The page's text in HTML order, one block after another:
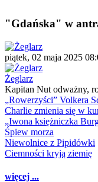
"Gdańska" w
piątek, 02 maja 2025
Żeglarz
Kapitan Nut odważny,
„Rowerzyści” Volkera
Charlie zmienia się w
„Iwona księżniczka
Śpiew morza
Niewolnice z Pipidówki
Ciemności kryją ziemię
więcej ...